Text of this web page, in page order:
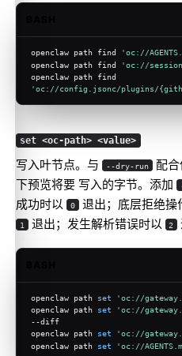
openclaw path find
'oc://
openclaw path find
'oc://
'oc://config.jsonc/plugins/
set <oc-path> <value>
写入叶节点。与 --dry-run 配合
下预览将要 写入的字节。添加
成功时以
0 退出；底层拒绝操
1 退出；发生解析错误时以 2
openclaw path set 'oc://
openclaw path set 'oc://
--diff
openclaw path set 'oc://
openclaw path set 'oc://